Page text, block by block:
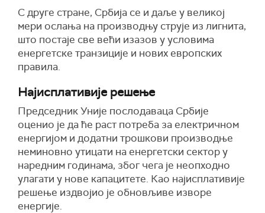
С друге стране, Србија се и даље у великој
мери ослања на производњу струје из лигнита,
што постаје све већи изазов у условима
енергетске транзиције и нових европских
правила.
Најисплативије решење
Председник Уније послодаваца Србије
оценио је да ће раст потреба за електричном
енергијом и додатни трошкови производње
неминовно утицати на енергетски сектор у
наредним годинама, због чега је неопходно
улагати у нове капацитете. Као најисплативије
решење издвојио је обновљиве изворе
енергије.